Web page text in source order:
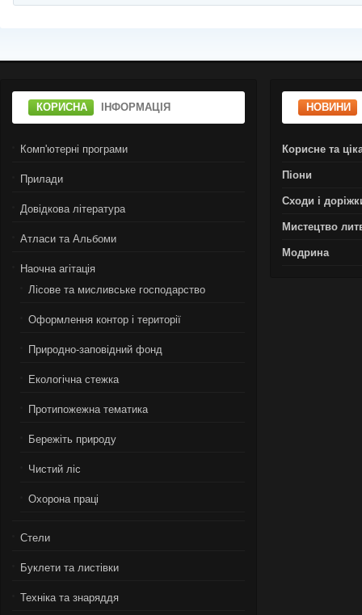
КОРИСНА ІНФОРМАЦІЯ
Комп'ютерні програми
Прилади
Довідкова література
Атласи та Альбоми
Наочна агітація
Лiсове та мисливське господарство
Оформлення контор і території
Природно-заповідний фонд
Екологiчна стежка
Протипожежна тематика
Бережiть природу
Чистий лiс
Охорона працi
Стели
Буклети та листівки
Техніка та знаряддя
НОВИНИ
Корисне та
Піони
Сходи і
Мистецтво
Модрина